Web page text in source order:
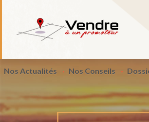
Nos Actualités Nos Conseils